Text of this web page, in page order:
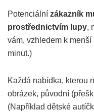
Potenciální zákazník
prostřednictvím lupy,
vám, vzhledem k
minut.)
Každá nabídka, kterou
obrázek, původní
(Například dětské